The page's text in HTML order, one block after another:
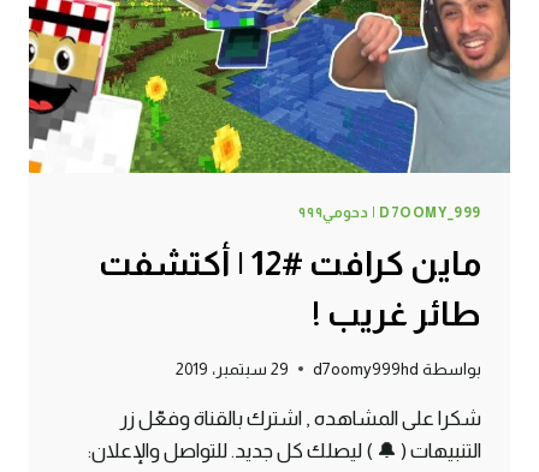
D7OOMY_999 | دحومي٩٩٩
ماين كرافت #12 | أكتشفت
طائر غريب !
بواسطة d7oomy999hd 29 سبتمبر، 2019
شكرا على المشاهده , اشترك بالقناة وفعّل زر
التنبيهات ( 🔔 ) ليصلك كل جديد. للتواصل والإعلان: